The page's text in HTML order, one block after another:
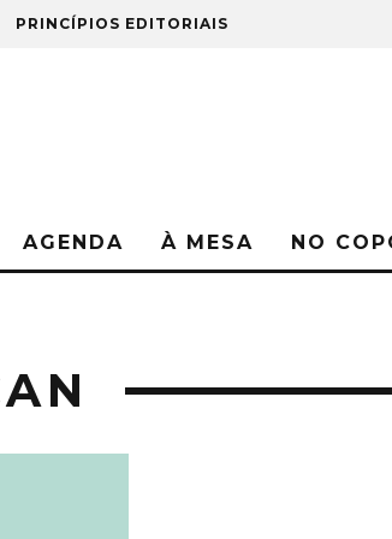
PRINCÍPIOS EDITORIAIS
AGENDA À MESA NO